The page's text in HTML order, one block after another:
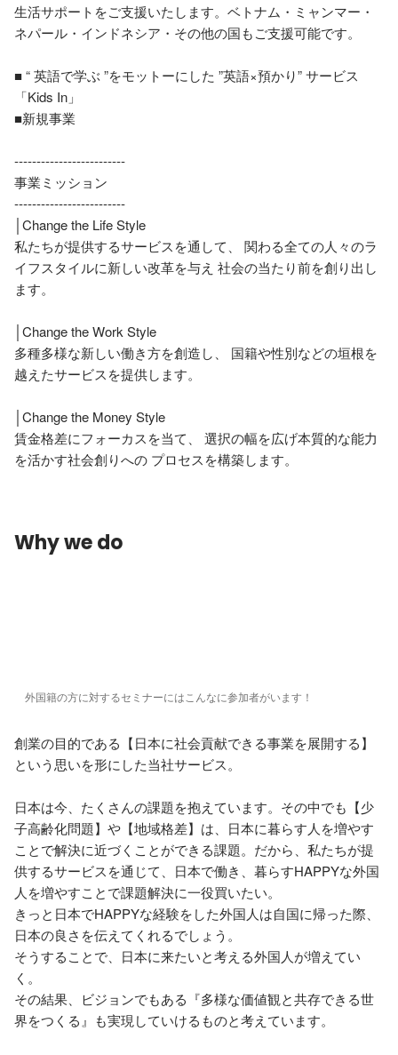
生活サポートをご支援いたします。ベトナム・ミャンマー・
ネパール・インドネシア・その他の国もご支援可能です。
■ “ 英語で学ぶ ”をモットーにした ”英語×預かり” サービス
「Kids In」
■新規事業
‐‐‐‐‐‐‐‐‐‐‐‐‐‐‐‐‐‐‐‐‐‐‐‐‐
事業ミッション
‐‐‐‐‐‐‐‐‐‐‐‐‐‐‐‐‐‐‐‐‐‐‐‐‐
│Change the Life Style
私たちが提供するサービスを通して、 関わる全ての人々のラ
イフスタイルに新しい改革を与え 社会の当たり前を創り出し
ます。
│Change the Work Style
多種多様な新しい働き方を創造し、 国籍や性別などの垣根を
越えたサービスを提供します。
│Change the Money Style
賃金格差にフォーカスを当て、 選択の幅を広げ本質的な能力
を活かす社会創りへの プロセスを構築します。
Why we do
外国籍の方に対するセミナーにはこんなに参加者がいます！
創業の目的である【日本に社会貢献できる事業を展開する】
という思いを形にした当社サービス。
日本は今、たくさんの課題を抱えています。その中でも【少
子高齢化問題】や【地域格差】は、日本に暮らす人を増やす
ことで解決に近づくことができる課題。だから、私たちが提
供するサービスを通じて、日本で働き、暮らすHAPPYな外国
人を増やすことで課題解決に一役買いたい。
きっと日本でHAPPYな経験をした外国人は自国に帰った際、
日本の良さを伝えてくれるでしょう。
そうすることで、日本に来たいと考える外国人が増えてい
く。
その結果、ビジョンでもある『多様な価値観と共存できる世
界をつくる』も実現していけるものと考えています。